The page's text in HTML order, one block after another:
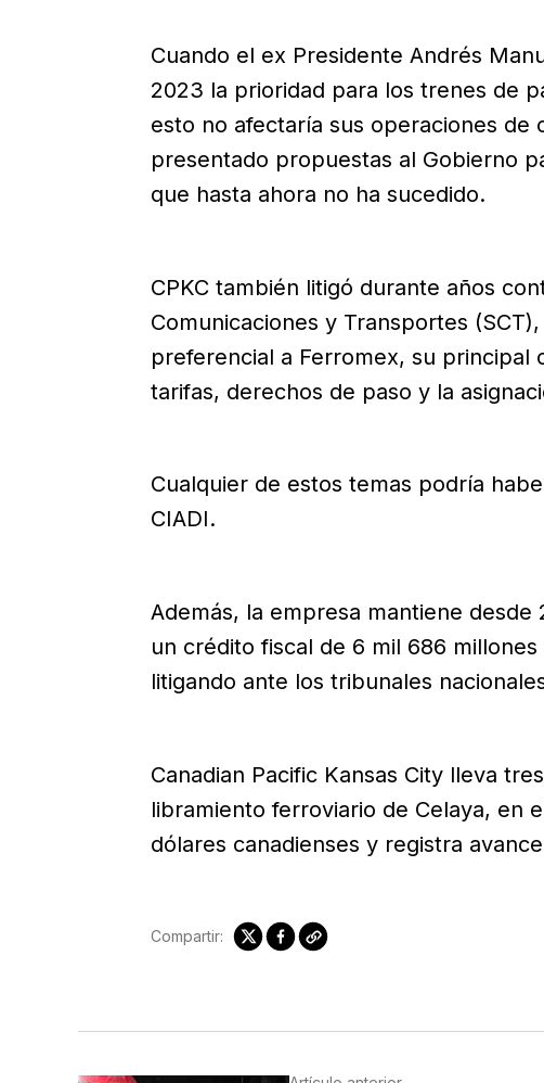
Cuando el ex Presidente Andrés
2023 la prioridad para los trenes de
esto no afectaría sus operaciones de
presentado propuestas al Gobierno
que hasta ahora no ha sucedido.
CPKC también litigó durante años
Comunicaciones y Transportes
preferencial a Ferromex, su principal
tarifas, derechos de paso y la
Cualquier de estos temas podría
CIADI.
Además, la empresa mantiene
un crédito fiscal de 6 mil 686
litigando ante los tribunales
Canadian Pacific Kansas City lleva
libramiento ferroviario de Celaya, en
dólares canadienses y registra
Compartir: